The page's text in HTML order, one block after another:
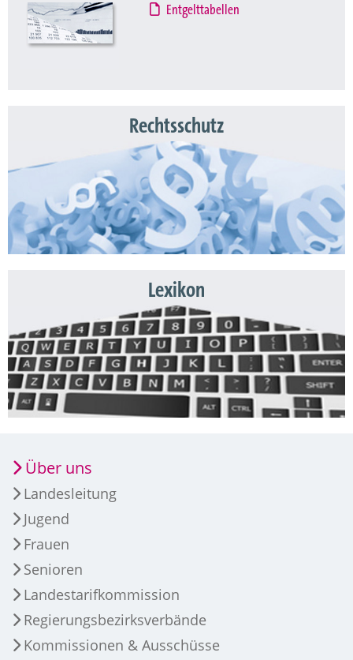
Entgelttabellen
Rechtsschutz
Lexikon
Über uns
Landesleitung
Jugend
Frauen
Senioren
Landestarifkommission
Regierungsbezirksverbände
Kommissionen & Ausschüsse